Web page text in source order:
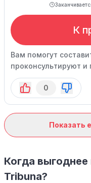
К
Вам помогут
проконсультируют и
по франшизе!
0
Показать
Когда выгоднее
Tribuna?